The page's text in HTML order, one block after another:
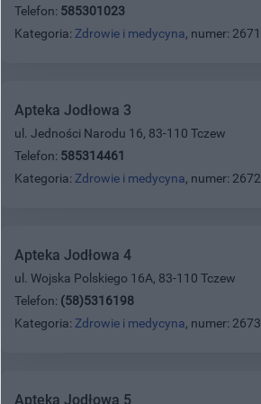
Telefon: 585301023
Kategoria: Zdrowie i medycyna, numer: 2671
Apteka Jodłowa 3
ul. Jedności Narodu 16, 83-110 Tczew
Telefon: 585314461
Kategoria: Zdrowie i medycyna, numer: 2672
Apteka Jodłowa 4
ul. Wojska Polskiego 16A, 83-110 Tczew
Telefon: (58)5316198
Kategoria: Zdrowie i medycyna, numer: 2673
Apteka Jodłowa 5